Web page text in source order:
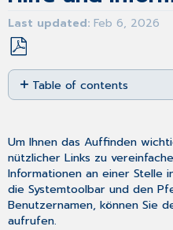
Last updated Feb 6, 2026
Save
as
PDF
Table of contents
No
Um Ihnen das Auffinden
nützlicher Links zu
Informationen an einer Stelle
die Systemtoolbar und den
Benutzernamen, können Sie
aufrufen.